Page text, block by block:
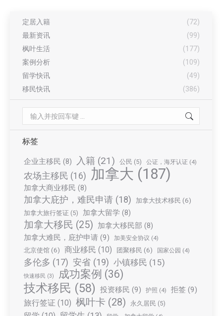
定居入籍
(72)
最新资讯
(99)
枫叶生活
(177)
案例分析
(109)
留学快讯
(49)
移民快讯
(386)
Search:
标签
企业主移民 (8) 入籍 (21) 公民 (5) 公证，海牙认证 (4)
农场主移民 (16) 加拿大 (187)
加拿大商业移民 (8)
加拿大庇护，难民申请 (18) 加拿大技术移民 (6)
加拿大旅行签证 (5) 加拿大留学 (8)
加拿大移民 (25) 加拿大移民部 (8)
加拿大难民，庇护申请 (9) 加美安全协议 (4)
北京使馆 (6) 商业移民 (10) 团聚移民 (6) 国家公园 (4)
多伦多 (17) 安省 (19) 小镇移民 (15)
快速移民 (3) 成功案例 (36)
技术移民 (58) 投资移民 (9) 护照 (4) 拒签 (9)
旅行签证 (10) 枫叶卡 (28) 永久居民 (5)